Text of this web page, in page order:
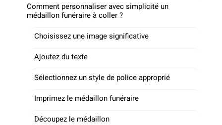
Comment personnaliser avec simplicité un
médaillon funéraire à coller ?
Choisissez une image significative
Ajoutez du texte
Sélectionnez un style de police approprié
Imprimez le médaillon funéraire
Découpez le médaillon